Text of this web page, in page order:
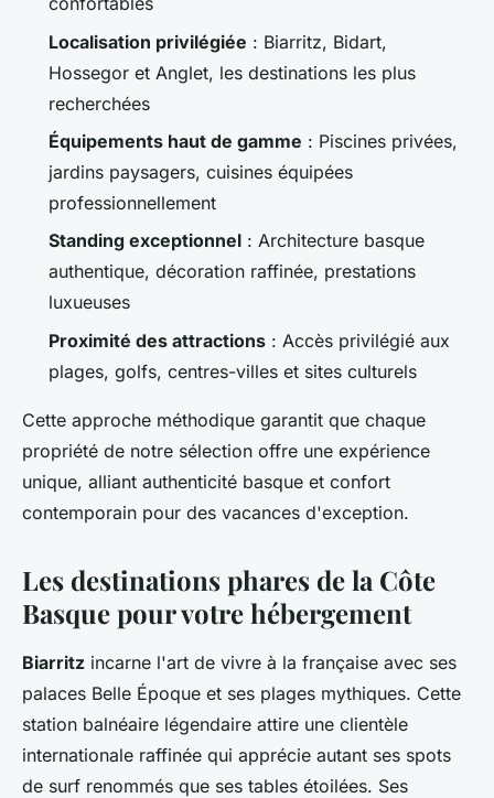
Localisation privilégiée : Biarritz, Bidart,
Hossegor et Anglet, les destinations les plus
recherchées
Équipements haut de gamme : Piscines privées,
jardins paysagers, cuisines équipées
professionnellement
Standing exceptionnel : Architecture basque
authentique, décoration raffinée, prestations
luxueuses
Proximité des attractions : Accès privilégié aux
plages, golfs, centres-villes et sites culturels
Cette approche méthodique garantit que chaque
propriété de notre sélection offre une expérience
unique, alliant authenticité basque et confort
contemporain pour des vacances d'exception.
Les destinations phares de la Côte
Basque pour votre hébergement
Biarritz incarne l'art de vivre à la française avec ses
palaces Belle Époque et ses plages mythiques. Cette
station balnéaire légendaire attire une clientèle
internationale raffinée qui apprécie autant ses spots
de surf renommés que ses tables étoilées. Ses